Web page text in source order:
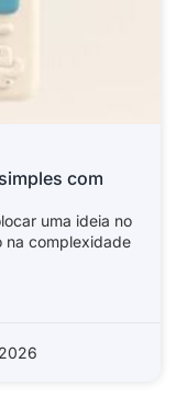
com
uma ideia no
na complexidade